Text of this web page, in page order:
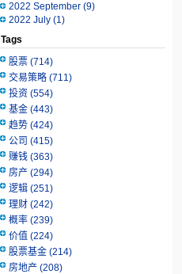
2022 September (9)
2022 July (1)
Tags
股票 (714)
交易策略 (711)
投资 (554)
基金 (443)
趋势 (424)
公司 (415)
赚钱 (363)
房产 (294)
逻辑 (251)
理财 (242)
概率 (239)
价值 (224)
股票基金 (214)
房地产 (208)